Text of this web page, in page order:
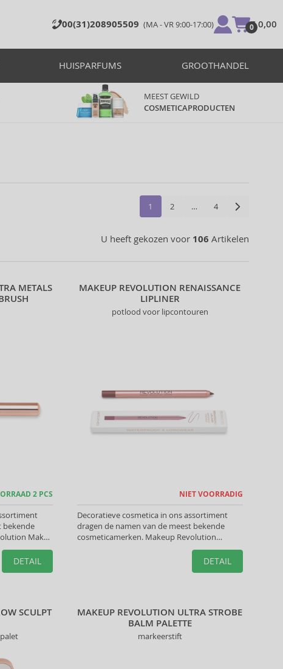
00(31)208905509 (MA - VR 9:00-17:00) 0
€ 0,00
HUISPARFUMS GROOTHANDEL
MEEST GEWILD
COSMETICAPRODUCTEN
1 2 … 4
U heeft gekozen voor 106 Artikelen
METALS
2 PCS
bekende
Make-
look te
DETAIL
MAKEUP REVOLUTION RENAISSANCE
LIPLINER
potlood voor lipcontouren
NIET VOORRADIG
Decoratieve cosmetica in ons assortiment
dragen de namen van de meest bekende
cosmeticamerken. Makeup Revolution
Lipliners helpen u de perfecte look te creëren.
DETAIL
SCULPT
MAKEUP REVOLUTION ULTRA STROBE
BALM PALETTE
markeerstift